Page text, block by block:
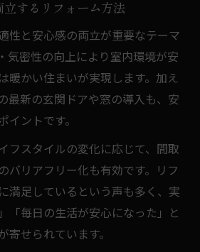
するリフォーム方法
性と安心感の両立が重要なテーマ
気密性の向上により室内環境が安
暖かい住まいが実現します。加え
最新の玄関ドアや窓の導入も、安
ントです。
フスタイルの変化に応じて、間取
バリアフリー化も有効です。リフ
満足しているという声も多く、実
「毎日の生活が安心になった」と
寄せられています。